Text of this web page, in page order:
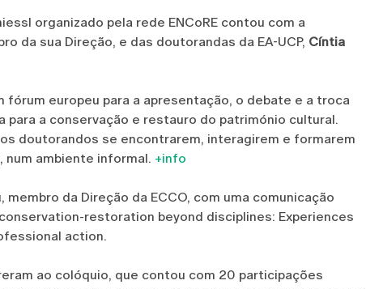
organizado pela rede ENCoRE contou com a
da sua Direção, e das doutorandas da EA-UCP, Cíntia
europeu para a apresentação, o debate e a troca
para a conservação e restauro do património cultural.
doutorandos se encontrarem, interagirem e formarem
ambiente informal. +info
da Direção da ECCO, com uma comunicação
restoration beyond disciplines: Experiences
action.
ao colóquio, que contou com 20 participações